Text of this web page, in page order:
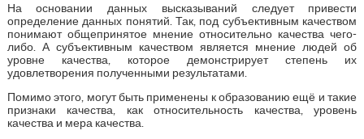
На основании данных высказываний следует привести
определение данных понятий. Так, под субъективным качеством
понимают общепринятое мнение относительно качества чего-
либо. А субъективным качеством является мнение людей об
уровне качества, которое демонстрирует степень их
удовлетворения полученными результатами.
Помимо этого, могут быть применены к образованию ещё и такие
признаки качества, как относительность качества, уровень
качества и мера качества.